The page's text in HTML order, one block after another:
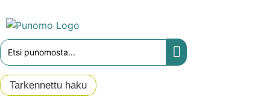
Mene
sisältöön
Search
Tarkennettu haku